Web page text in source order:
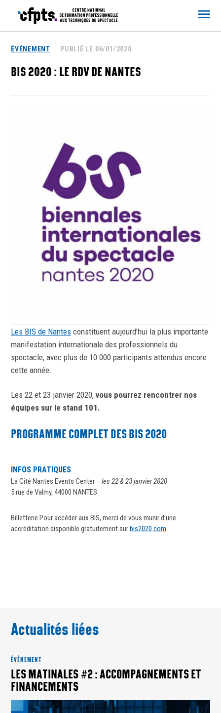
ÉVÉNEMENT PUBLIÉ LE 06/01/2020
BIS 2020 : LE RDV DE NANTES
Les BIS de Nantes constituent aujourd’hui la plus importante
manifestation internationale des professionnels du
spectacle, avec plus de 10 000 participants attendus encore
cette année.
Les 22 et 23 janvier 2020, vous pourrez rencontrer nos
équipes sur le stand 101.
PROGRAMME COMPLET DES BIS 2020
INFOS PRATIQUES
La Cité Nantes Events Center – les 22 & 23 janvier 2020
5 rue de Valmy, 44000 NANTES
Billetterie Pour accéder aux BIS, merci de vous munir d’une
accréditation disponible gratuitement surbis2020.com.
Actualités liées
ÉVÉNEMENT
LES MATINALES #2 : ACCOMPAGNEMENTS ET
FINANCEMENTS